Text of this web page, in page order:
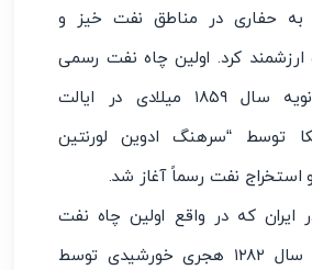
به حفاری در مناطق نفت خیز و
ارزشمند کرد. اولین چاه نفت رسمی
جهان در ۲۴ ژانویه سال ۱۸۵۹ میلادی در ایالت
توسط “سرهنگ ادوین لورنتین
استخراج نفت رسماً آغاز شد.
ایران که در واقع اولین چاه نفت
خاورمیانه بود. در سال ۱۲۸۲ هجری خورشیدی توسط